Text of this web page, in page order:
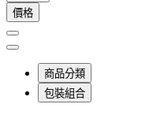
價格
商品分類
包裝組合